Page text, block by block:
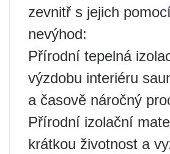
zevnitř s jejich
nevýhod:
Přírodní tepelná
výzdobu interiéru
a časově náročný
Přírodní izolační
krátkou životnost a